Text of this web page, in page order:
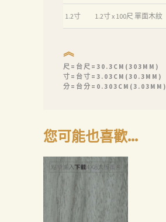
1.2寸 1.2寸 x 100尺 單面木紋
︽
尺=台尺=30.3CM(303MM)
寸=台寸=3.03CM(30.3MM)
分=台分=0.303CM(3.03MM)
您可能也喜歡…